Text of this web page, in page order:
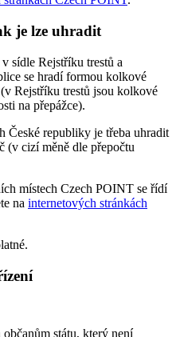
je lze uhradit
sídle Rejstříku trestů a
se hradí formou kolkové
Rejstříku trestů jsou kolkové
na přepážce).
České republiky je třeba uhradit
(v cizí měně dle přepočtu
místech Czech POINT se řídí
na internetových stránkách
státu, který není